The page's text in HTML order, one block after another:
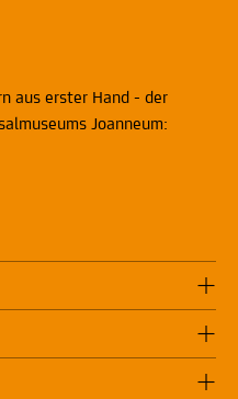
aus erster Hand - der
Joanneum: